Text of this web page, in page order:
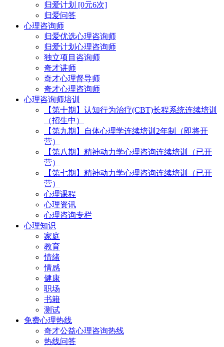
归爱计划 [0元6次]
归爱问答
心理咨询师
归爱优选心理咨询师
归爱计划心理咨询师
独立项目咨询师
奇才讲师
奇才心理督导师
奇才心理咨询师
心理咨询师培训
【第十期】认知行为治疗(CBT)长程系统连续培训
（招生中）
【第九期】自体心理学连续培训2年制（即将开
营）
【第八期】精神动力学心理咨询连续培训（已开
营）
【第七期】精神动力学心理咨询连续培训（已开
营）
心理课程
心理资讯
心理咨询专栏
心理知识
家庭
教育
情绪
情感
健康
职场
书籍
测试
免费心理热线
奇才公益心理咨询热线
热线问答